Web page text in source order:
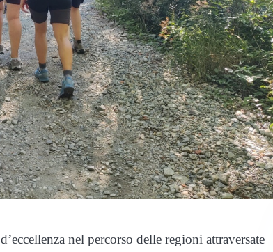
nel percorso delle regioni attraversate